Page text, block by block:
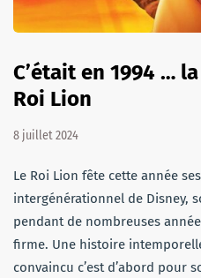
C’était en 1994 …
Roi Lion
8 juillet 2024
Le Roi Lion fête cette année
intergénérationnel de Disney,
pendant de nombreuses
firme. Une histoire
convaincu c’est d’abord pour